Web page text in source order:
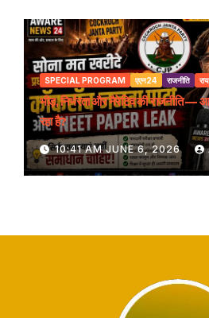
SPECIAL PROGRAM एएन24 राजनीति राय
भीड़, निर्भरता और नैरेटिव की राजनीति —
रहा है?
10:41 AM JUNE 6, 2026